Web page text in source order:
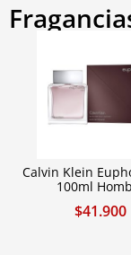
Calvin Klein
100ml
$41.900